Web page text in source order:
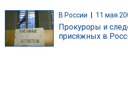
В России | 11 мая
Прокуроры и
присяжных в